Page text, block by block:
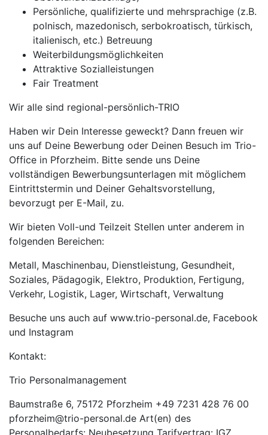
Persönliche, qualifizierte und mehrsprachige (z.B.
polnisch, mazedonisch, serbokroatisch, türkisch,
italienisch, etc.) Betreuung
Weiterbildungsmöglichkeiten
Attraktive Sozialleistungen
Fair Treatment
Wir alle sind regional-persönlich-TRIO
Haben wir Dein Interesse geweckt? Dann freuen wir
uns auf Deine Bewerbung oder Deinen Besuch im Trio-
Office in Pforzheim. Bitte sende uns Deine
vollständigen Bewerbungsunterlagen mit möglichem
Eintrittstermin und Deiner Gehaltsvorstellung,
bevorzugt per E-Mail, zu.
Wir bieten Voll-und Teilzeit Stellen unter anderem in
folgenden Bereichen:
Metall, Maschinenbau, Dienstleistung, Gesundheit,
Soziales, Pädagogik, Elektro, Produktion, Fertigung,
Verkehr, Logistik, Lager, Wirtschaft, Verwaltung
Besuche uns auch auf www.trio-personal.de, Facebook
und Instagram
Kontakt:
Trio Personalmanagement
Baumstraße 6, 75172 Pforzheim +49 7231 428 76 00
pforzheim@trio-personal.de Art(en) des
Personalbedarfs: Neubesetzung Tarifvertrag: IGZ